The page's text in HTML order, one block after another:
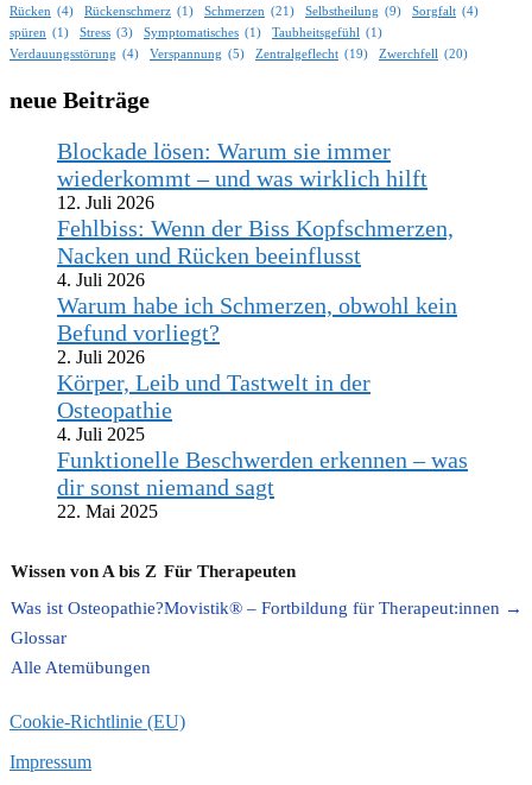
Rücken (4) Rückenschmerz (1) Schmerzen (21) Selbstheilung (9) Sorgfalt (4)
spüren (1) Stress (3) Symptomatisches (1) Taubheitsgefühl
(1)
Verdauungsstörung (4) Verspannung (5) Zentralgeflecht (19) Zwerchfell (20)
neue Beiträge
Blockade lösen: Warum sie immer
wiederkommt – und was wirklich hilft
12. Juli 2026
Fehlbiss: Wenn der Biss Kopfschmerzen,
Nacken und Rücken beeinflusst
4. Juli 2026
Warum habe ich Schmerzen, obwohl kein
Befund vorliegt?
2. Juli 2026
Körper, Leib und Tastwelt in der
Osteopathie
4. Juli 2025
Funktionelle Beschwerden erkennen – was
dir sonst niemand sagt
22. Mai 2025
Wissen von A bis Z
Was ist Osteopathie?
Glossar
Alle Atemübungen
Für Therapeuten
Movistik® – Fortbildung für Therapeut:innen →
Cookie-Richtlinie (EU)
Impressum